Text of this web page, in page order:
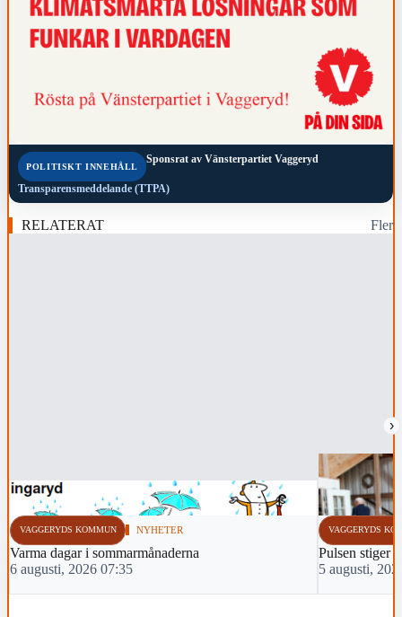
POLITISKT INNEHÅLL
Sponsrat av Vänsterpartiet Vaggeryd
Transparensmeddelande (TTPA)
RELATERAT Fler
›
VAGGERYDS KOMMUN NYHETER
Varma dagar i sommarmånaderna
6 augusti, 2026 07:35
VAGGERYDS
Pulsen stiger
5 augusti,